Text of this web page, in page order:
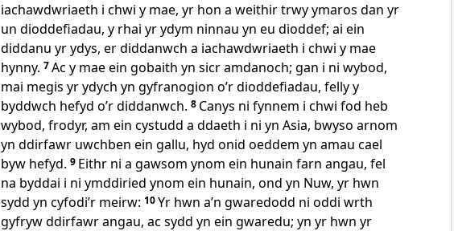
iachawdwriaeth i chwi y mae, yr hon a weithir trwy ymaros dan yr
un dioddefiadau, y rhai yr ydym ninnau yn eu dioddef; ai ein
diddanu yr ydys, er diddanwch a iachawdwriaeth i chwi y mae
hynny. 7Ac y mae ein gobaith yn sicr amdanoch; gan i ni wybod,
mai megis yr ydych yn gyfranogion o’r dioddefiadau, felly y
byddwch hefyd o’r diddanwch. 8 Canys ni fynnem i chwi fod heb
wybod, frodyr, am ein cystudd a ddaeth i ni yn Asia, bwyso arnom
yn ddirfawr uwchben ein gallu, hyd onid oeddem yn amau cael
byw hefyd. 9 Eithr ni a gawsom ynom ein hunain farn angau, fel
na byddai i ni ymddiried ynom ein hunain, ond yn Nuw, yr hwn
sydd yn cyfodi’r meirw: 10Yr hwn a’n gwaredodd ni oddi wrth
gyfryw ddirfawr angau, ac sydd yn ein gwaredu; yn yr hwn yr